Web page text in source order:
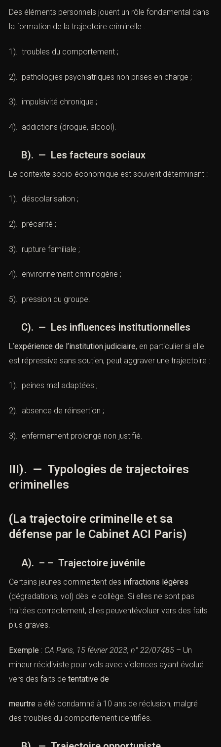
Des éléments personnels jouent un rôle fondamental dans
la formation de la trajectoire criminelle :
1). troubles du comportement ;
2). pathologies psychiatriques non prises en charge ;
3). impulsivité chronique ;
4). addictions (drogue, alcool).
B). — Les facteurs sociaux
Le contexte socio-économique est souvent déterminant :
1). déscolarisation ;
2). précarité ;
3). rupture familiale ;
4). environnement criminogène ;
5). pression du groupe.
C). — Les influences institutionnelles
L’expérience de l’institution judiciaire, en particulier si elle
est répressive sans soutien, peut aggraver une trajectoire :
1). peines mal adaptées ;
2). absence de réinsertion ;
3). enfermement prolongé non justifié.
III). — Typologies de trajectoires
criminelles
(La trajectoire criminelle et sa
défense par le Cabinet ACI Paris)
A). – – Trajectoire juvénile
Certains jeunes commettent des infractions légères
(dégradations, vol) dès le collège. Si elles ne sont pas
traitées correctement, elles peuventévoluer vers des faits
plus graves.
Exemple : CA Paris, 15 février 2023, n° 22/07485 – Un
mineur récidiviste pour vols avec violences ayant évolué
vers des faits de tentative de
meurtre a été condamné à 10 ans de réclusion, malgré
des troubles du comportement identifiés.